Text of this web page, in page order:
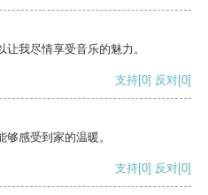
我尽情享受音乐的魅力。
支持[0] 反对[0]
感受到家的温暖。
支持[0] 反对[0]